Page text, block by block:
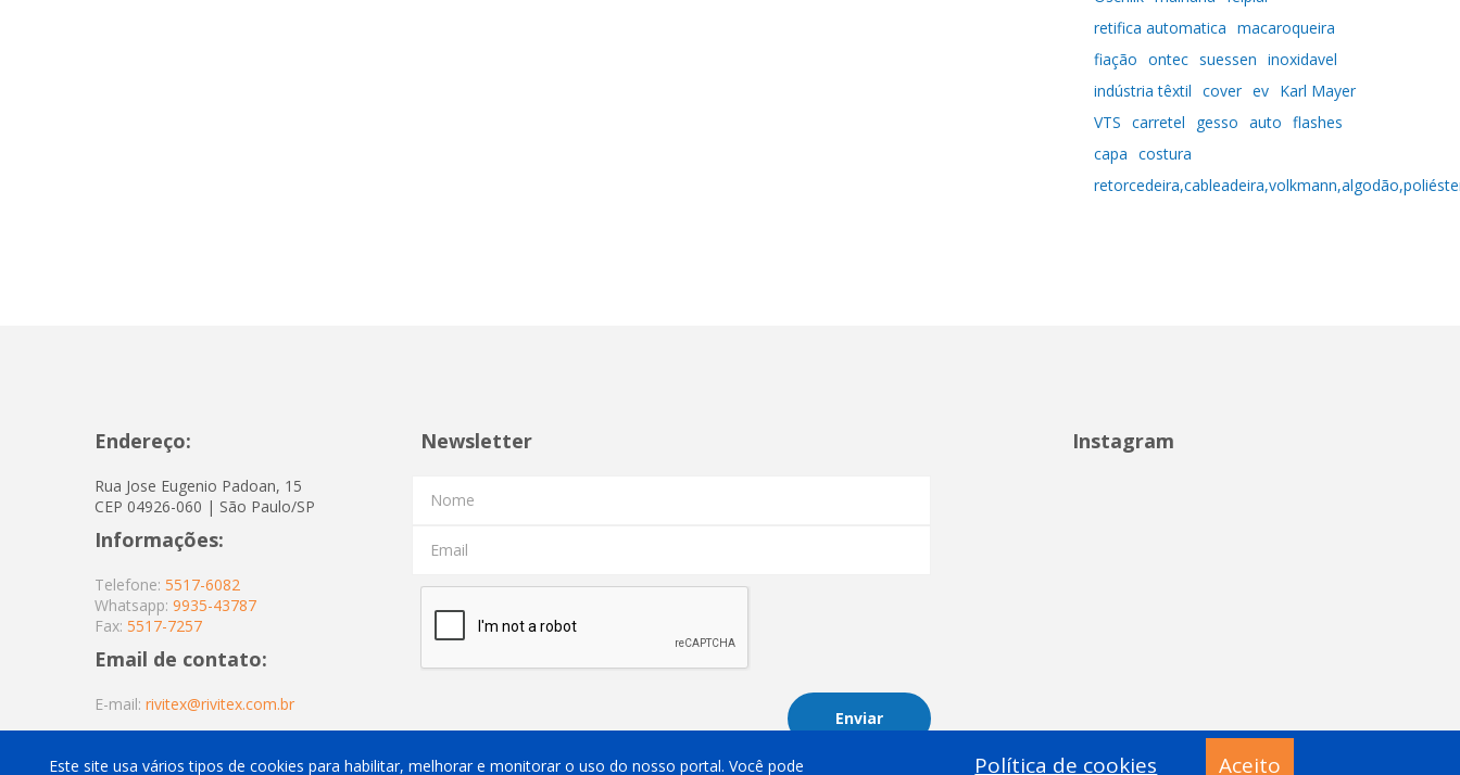
retifica automatica macaroqueira
fiação ontec suessen inoxidavel
indústria têxtil cover ev Karl Mayer
VTS carretel gesso auto flashes
capa costura
Este site usa vários tipos de cookies para habilitar, melhorar e monitorar o uso do nosso portal. Você pode Política de cookies Aceito
Endereço:
Rua Jose Eugenio Padoan, 15
CEP 04926-060 | São Paulo/SP
Informações:
Telefone: 5517-6082
Whatsapp: 9935-43787
Fax: 5517-7257
Email de contato:
E-mail: rivitex@rivitex.com.br
Newsletter
Nome
Email
Enviar
Instagram